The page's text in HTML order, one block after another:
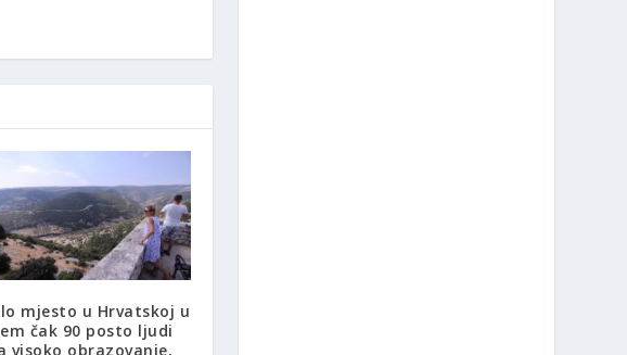
mjesto u Hrvatskoj u
čak 90 posto ljudi
visoko obrazovanje,